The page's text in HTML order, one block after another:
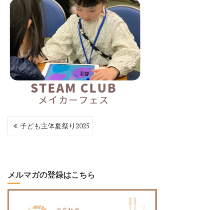
投
稿
ー
シ
子ども主体夏祭り2025
メルマガの登録はこちら